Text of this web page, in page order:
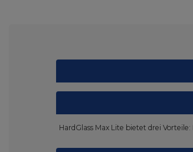
HardGlass Max Lite bietet drei